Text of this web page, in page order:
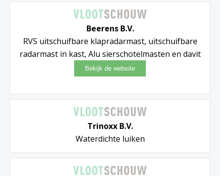
Beerens B.V.
RVS uitschuifbare klapradarmast, uitschuifbare
radarmast in kast, Alu sierschotelmasten en davit
Trinoxx B.V.
Waterdichte luiken